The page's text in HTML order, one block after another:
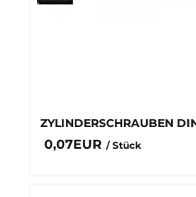
ZYLINDERSCHRAUBEN
0,07EUR / Stück